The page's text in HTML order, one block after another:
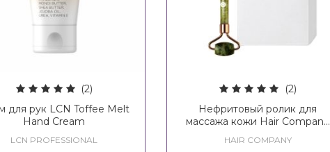
(2)
для рук LCN Toffee Melt
Hand Cream
LCN PROFESSIONAL
(2)
Нефритовый ролик для
массажа кожи Hair Company
HAIR COMPANY